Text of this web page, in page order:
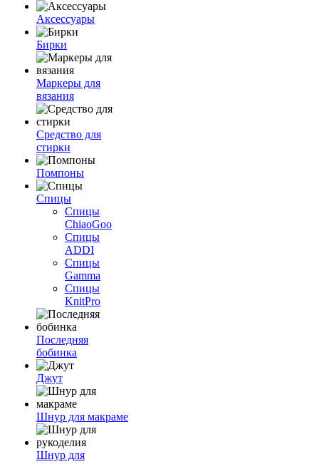
Аксессуары
Бирки
Маркеры для
вязания
Средство для
стирки
Помпоны
Спицы
Спицы
ChiaoGoo
Спицы
ADDI
Спицы
Gamma
Спицы
KnitPro
Последняя
бобинка
Джут
Шнур для макраме
Шнур для